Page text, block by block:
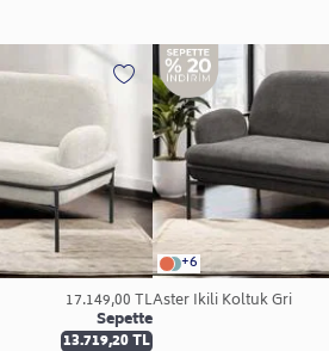
17.149,00 TL
Sepette
13.719,20 TL
+6
Aster İkili Koltuk Gri